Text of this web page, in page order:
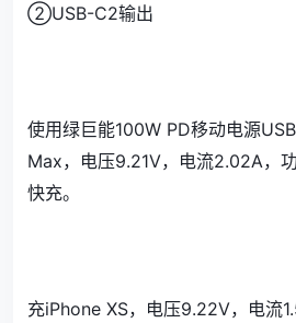
②USB-C2输出
使用绿巨能100W PD移动电源
Max，电压9.21V，电流2.02A，
快充。
充iPhone XS，电压9.22V，电流